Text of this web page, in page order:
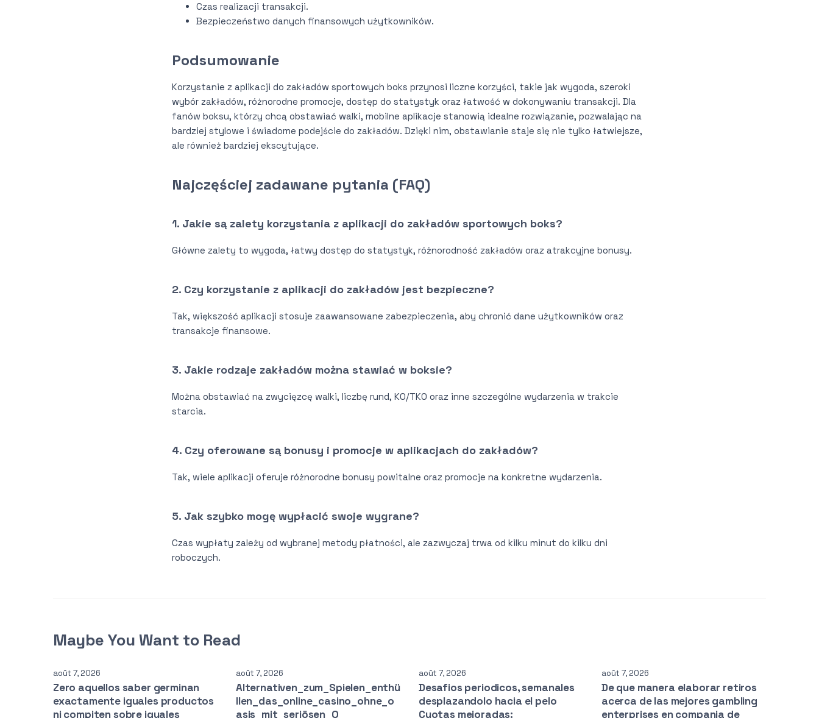
Czas realizacji transakcji.
Bezpieczeństwo danych finansowych użytkowników.
Podsumowanie
Korzystanie z aplikacji do zakładów sportowych boks przynosi liczne korzyści, takie jak wygoda, szeroki
wybór zakładów, różnorodne promocje, dostęp do statystyk oraz łatwość w dokonywaniu transakcji. Dla
fanów boksu, którzy chcą obstawiać walki, mobilne aplikacje stanowią idealne rozwiązanie, pozwalając na
bardziej stylowe i świadome podejście do zakładów. Dzięki nim, obstawianie staje się nie tylko łatwiejsze,
ale również bardziej ekscytujące.
Najczęściej zadawane pytania (FAQ)
1. Jakie są zalety korzystania z aplikacji do zakładów sportowych boks?
Główne zalety to wygoda, łatwy dostęp do statystyk, różnorodność zakładów oraz atrakcyjne bonusy.
2. Czy korzystanie z aplikacji do zakładów jest bezpieczne?
Tak, większość aplikacji stosuje zaawansowane zabezpieczenia, aby chronić dane użytkowników oraz
transakcje finansowe.
3. Jakie rodzaje zakładów można stawiać w boksie?
Można obstawiać na zwycięzcę walki, liczbę rund, KO/TKO oraz inne szczególne wydarzenia w trakcie
starcia.
4. Czy oferowane są bonusy i promocje w aplikacjach do zakładów?
Tak, wiele aplikacji oferuje różnorodne bonusy powitalne oraz promocje na konkretne wydarzenia.
5. Jak szybko mogę wypłacić swoje wygrane?
Czas wypłaty zależy od wybranej metody płatności, ale zazwyczaj trwa od kilku minut do kilku dni
roboczych.
Maybe You Want to Read
août 7, 2026
Zero aquellos saber germinan
exactamente iguales productos
ni compiten sobre iguales
août 7, 2026
Alternativen_zum_Spielen_enthü
llen_das_online_casino_ohne_o
asis_mit_seriösen_O
août 7, 2026
Desafios periodicos, semanales
desplazandolo hacia el pelo
Cuotas mejoradas:
août 7, 2026
De que manera elaborar retiros
acerca de las mejores gambling
enterprises en compania de